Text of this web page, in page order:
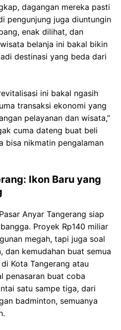
dagangan mereka pasti
pengunjung juga diuntungin
enak dilihat, dan
belanja ini bakal bikin
destinasi yang beda dari
ini bakal ngasih
transaksi ekonomi yang
pelayanan dan wisata,”
cuma dateng buat beli
bisa nikmatin pengalaman
Ikon Baru yang
Anyar Tangerang siap
Proyek Rp140 miliar
megah, tapi juga soal
dan kemudahan buat semua
Kota Tangerang atau
penasaran buat coba
satu sampe tiga, dari
badminton, semuanya